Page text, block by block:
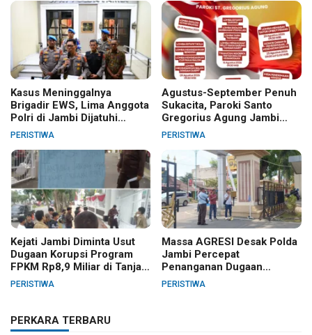
Kasus Meninggalnya
Brigadir EWS, Lima Anggota
Polri di Jambi Dijatuhi
Sanksi PTDH
PERISTIWA
Agustus-September Penuh
Sukacita, Paroki Santo
Gregorius Agung Jambi
Gelar Berbagai Kegiatan
PERISTIWA
Kejati Jambi Diminta Usut
Dugaan Korupsi Program
FPKM Rp8,9 Miliar di Tanjab
Barat
PERISTIWA
Massa AGRESI Desak Polda
Jambi Percepat
Penanganan Dugaan
Pelanggaran Hak Cipta Buku
PERISTIWA
PERKARA TERBARU